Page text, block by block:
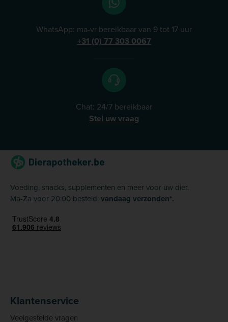
WhatsApp: ma-vr bereikbaar van 9 tot 17 uur
+31 (0) 77 303 0067
Chat: 24/7 bereikbaar
Stel uw vraag
Voeding, snacks, supplementen en meer voor uw dier.
Ma-Za voor 20:00 besteld: vandaag verzonden*.
Klantenservice
Veelgestelde vragen